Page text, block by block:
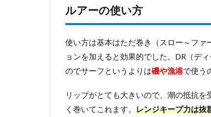
ルアーの使い方
使い方は基本はただ巻き（スロー～フ
ョンを加えると効果的でした。DR（デ
のでサーフというよりは磯や漁港で使う
リップがとても大きいので、潮の抵抗
く巻いてこれます。 レンジキープ力は抜